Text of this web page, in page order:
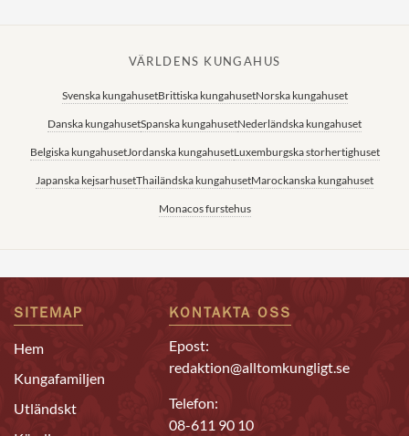
VÄRLDENS KUNGAHUS
Svenska kungahusetBrittiska kungahusetNorska kungahuset
Danska kungahusetSpanska kungahusetNederländska kungahuset
Belgiska kungahusetJordanska kungahusetLuxemburgska storhertighuset
Japanska kejsarhusetThailändska kungahusetMarockanska kungahuset
Monacos furstehus
SITEMAP
Hem
Kungafamiljen
Utländskt
KONTAKTA OSS
Epost:
redaktion@alltomkungligt.se
Telefon:
08-611 90 10